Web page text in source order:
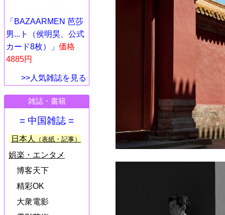
「BAZAARMEN 芭莎
男...ト（侯明昊、公式
カード8枚）」 価格
4885円
>>人気雑誌を見る
雑誌・書籍
= 中国雑誌 =
日本人 （表紙・記事）
娯楽・エンタメ
博客天下
精彩OK
大衆電影